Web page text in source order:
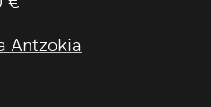
Antzokia